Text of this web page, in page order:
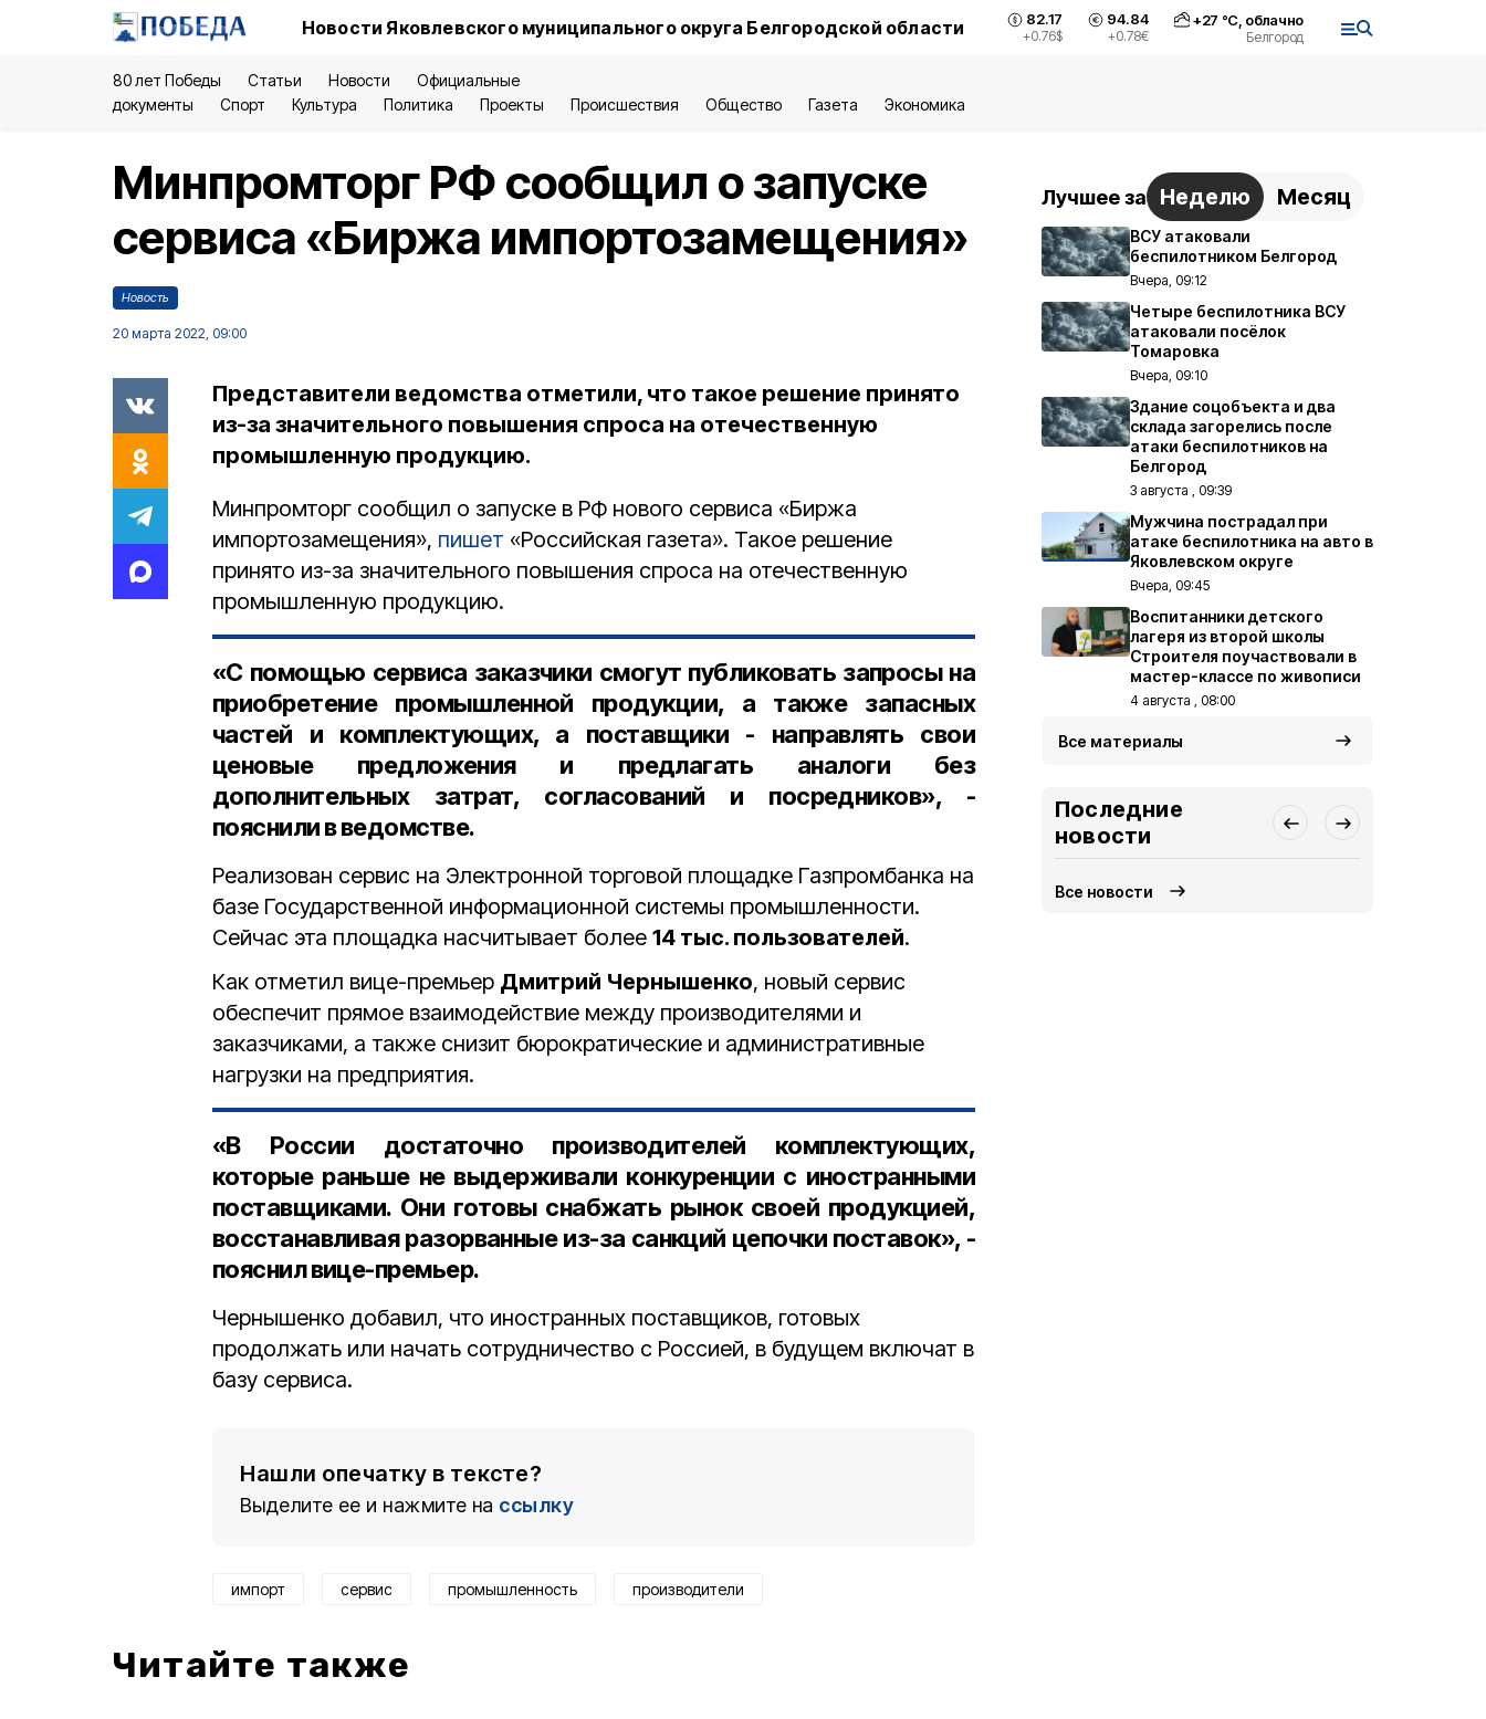
Новости Яковлевского муниципального округа Белгородской области 82.17
+0.76$
94.84
+0.78€
+27 °С, облачно
Белгород
80 лет Победы Статьи Новости
Официальные
документы
Спорт Культура Политика Проекты Происшествия Общество Газета Экономика
Минпромторг РФ сообщил о запуске
сервиса «Биржа импортозамещения»
Новость
20 марта 2022, 09:00
Представители ведомства отметили, что такое решение принято
из-за значительного повышения спроса на отечественную
промышленную продукцию.
Минпромторг сообщил о запуске в РФ нового сервиса «Биржа
импортозамещения», пишет «Российская газета». Такое решение
принято из-за значительного повышения спроса на отечественную
промышленную продукцию.
«С помощью сервиса заказчики смогут публиковать запросы на
приобретение промышленной продукции, а также запасных
частей и комплектующих, а поставщики - направлять свои
ценовые предложения и предлагать аналоги без
дополнительных затрат, согласований и посредников», -
пояснили в ведомстве.
Реализован сервис на Электронной торговой площадке Газпромбанка на
базе Государственной информационной системы промышленности.
Сейчас эта площадка насчитывает более 14 тыс. пользователей.
Как отметил вице-премьер Дмитрий Чернышенко, новый сервис
обеспечит прямое взаимодействие между производителями и
заказчиками, а также снизит бюрократические и административные
нагрузки на предприятия.
«В России достаточно производителей комплектующих,
которые раньше не выдерживали конкуренции с иностранными
поставщиками. Они готовы снабжать рынок своей продукцией,
восстанавливая разорванные из-за санкций цепочки поставок», -
пояснил вице-премьер.
Чернышенко добавил, что иностранных поставщиков, готовых
продолжать или начать сотрудничество с Россией, в будущем включат в
базу сервиса.
Нашли опечатку в тексте?
Выделите ее и нажмите на ссылку
импорт сервис промышленность производители
Читайте также
Лучшее за Неделю Месяц
ВСУ атаковали
беспилотником Белгород
Вчера, 09:12
Четыре беспилотника ВСУ
атаковали посёлок
Томаровка
Вчера, 09:10
Здание соцобъекта и два
склада загорелись после
атаки беспилотников на
Белгород
3 августа , 09:39
Мужчина пострадал при
атаке беспилотника на авто в
Яковлевском округе
Вчера, 09:45
Воспитанники детского
лагеря из второй школы
Строителя поучаствовали в
мастер-классе по живописи
4 августа , 08:00
Все материалы
Последние
новости
Все новости